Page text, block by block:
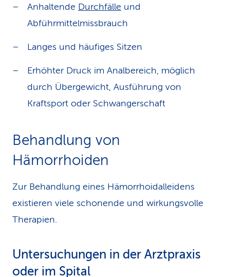
Anhaltende Durchfälle und
Abführmittelmissbrauch
Langes und häufiges Sitzen
Erhöhter Druck im Analbereich, möglich
durch Übergewicht, Ausführung von
Kraftsport oder Schwangerschaft
Behandlung von
Hämorrhoiden
Zur Behandlung eines Hämorrhoidalleidens
existieren viele schonende und wirkungsvolle
Therapien.
Untersuchungen in der Arztpraxis
oder im Spital